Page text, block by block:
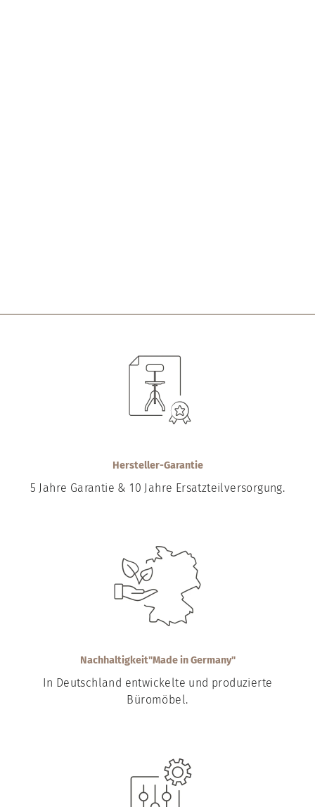
Hersteller-Garantie
5 Jahre Garantie & 10 Jahre Ersatzteilversorgung.
Nachhaltigkeit"Made in Germany"
In Deutschland entwickelte und produzierte
Büromöbel.